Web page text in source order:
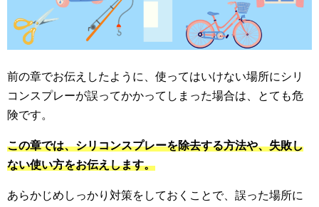
前の章でお伝えしたように、使ってはいけない場所にシリ
コンスプレーが誤ってかかってしまった場合は、とても危
険です。
この章では、シリコンスプレーを除去する方法や、失敗し
ない使い方をお伝えします。
あらかじめしっかり対策をしておくことで、誤った場所に